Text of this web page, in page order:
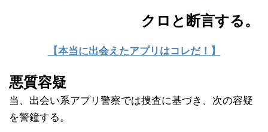
クロと断言する。
【本当に出会えたアプリはコレだ！】
悪質容疑
当、出会い系アプリ警察では捜査に基づき、次の容疑
を警鐘する。